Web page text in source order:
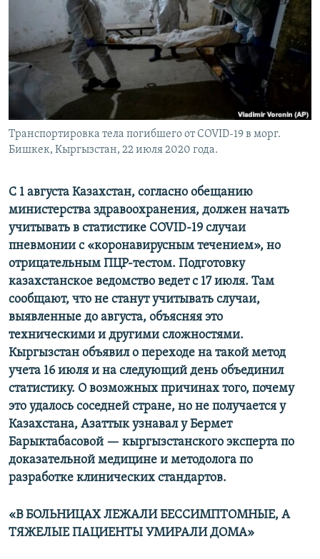
Транспортировка тела погибшего от COVID-19 в морг.
Бишкек, Кыргызстан, 22 июля 2020 года.
С 1 августа Казахстан, согласно обещанию
министерства здравоохранения, должен начать
учитывать в статистике COVID-19 случаи
пневмонии с «коронавирусным течением», но
отрицательным ПЦР-тестом. Подготовку
казахстанское ведомство ведет с 17 июля. Там
сообщают, что не станут учитывать случаи,
выявленные до августа, объясняя это
техническими и другими сложностями.
Кыргызстан объявил о переходе на такой метод
учета 16 июля и на следующий день объединил
статистику. О возможных причинах того, почему
это удалось соседней стране, но не получается у
Казахстана, Азаттык узнавал у Бермет
Барыктабасовой — кыргызстанского эксперта по
доказательной медицине и методолога по
разработке клинических стандартов.
«В БОЛЬНИЦАХ ЛЕЖАЛИ БЕССИМПТОМНЫЕ, А
ТЯЖЕЛЫЕ ПАЦИЕНТЫ УМИРАЛИ ДОМА»